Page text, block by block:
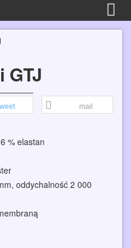
GTJ
mail
% elastan
oddychalność 2 000